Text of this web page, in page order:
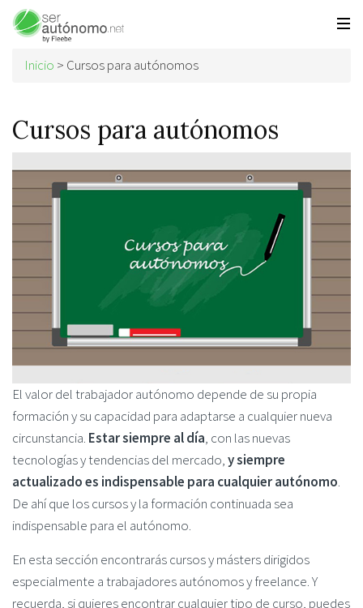
Inicio > Cursos para autónomos
Cursos para autónomos
El valor del trabajador autónomo depende de su propia
formación y su capacidad para adaptarse a cualquier nueva
circunstancia. Estar siempre al día, con las nuevas
tecnologías y tendencias del mercado,y siempre
actualizado es indispensable para cualquier autónomo.
De ahí que los cursos y la formación continuada sea
indispensable para el autónomo.
En esta sección encontrarás cursos y másters dirigidos
especialmente a trabajadores autónomos y freelance. Y
recuerda, si quieres encontrar cualquier tipo de curso, puedes